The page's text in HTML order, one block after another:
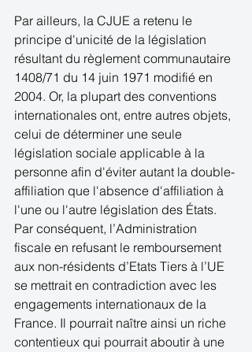
Par ailleurs, la CJUE a retenu le
principe d'unicité de la législation
résultant du règlement communautaire
1408/71 du 14 juin 1971 modifié en
2004. Or, la plupart des conventions
internationales ont, entre autres objets,
celui de déterminer une seule
législation sociale applicable à la
personne afin d'éviter autant la double-
affiliation que l'absence d'affiliation à
l'une ou l'autre législation des États.
Par conséquent, l’Administration
fiscale en refusant le remboursement
aux non-résidents d’Etats Tiers à l’UE
se mettrait en contradiction avec les
engagements internationaux de la
France. Il pourrait naître ainsi un riche
contentieux qui pourrait aboutir à une